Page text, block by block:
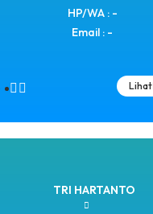
HP/WA : -
Email : -
Lihat
TRI HARTANTO